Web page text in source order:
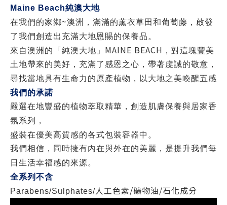
Maine Beach純澳大地
在我們的家鄉~澳洲，滿滿的薰衣草田和葡萄藤，啟發
了我們創造出充滿大地恩賜的保養品。
來自澳洲的「純澳大地」 MAINE BEACH ，對這塊豐美
土地帶來的美好，充滿了感恩之心，帶著虔誠的敬意，
尋找當地具有生命力的原產植物，以大地之美喚醒五感
我們的承諾
嚴選在地豐盛的植物萃取精華，創造肌膚保養與居家香
氛系列，
盛裝在優美高質感的各式包裝容器中。
我們相信，同時擁有內在與外在的美麗，是提升我們每
日生活幸福感的來源。
全系列不含
Parabens/Sulphates/人工色素/礦物油/石化成分